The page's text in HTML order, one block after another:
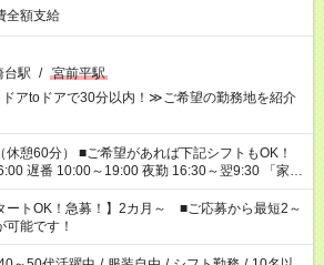
全額支給
台駅 / 宮前平駅
アtoドアで30分以内！≫ご希望の勤務地を紹介
あれば下記シフトもOK！
遅番 10:00～19:00 夜勤 16:30～翌9:30 「家族
たい」 「余裕を持って夕飯の準備がしたい」
業はしたくない」 など、ご希望を教えてください
お仕事の勤務時間。 合計で週40時間を超える場
せん。
ートOK！急募！】2カ月～ ■ご応募から最短2～
能です！